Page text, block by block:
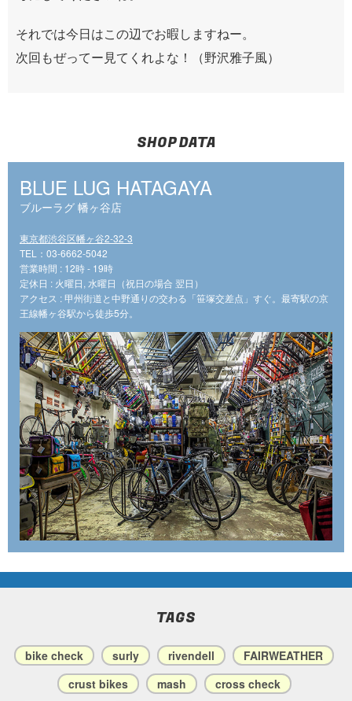
それでは今日はこの辺でお暇しますねー。
次回もぜってー見てくれよな！（野沢雅子風）
SHOP DATA
BLUE LUG HATAGAYA
ブルーラグ 幡ヶ谷店
東京都渋谷区幡ヶ谷2-32-3
TEL：03-6662-5042
営業時間 : 12時 - 19時
定休日 : 火曜日, 水曜日（祝日の場合 翌日）
アクセス : 甲州街道と中野通りの交わる「笹塚交差点」すぐ。最寄駅の京
王線幡ヶ谷駅から徒歩5分。
TAGS
bike check surly rivendell
FAIRWEATHER
crust bikes
mash
cross check